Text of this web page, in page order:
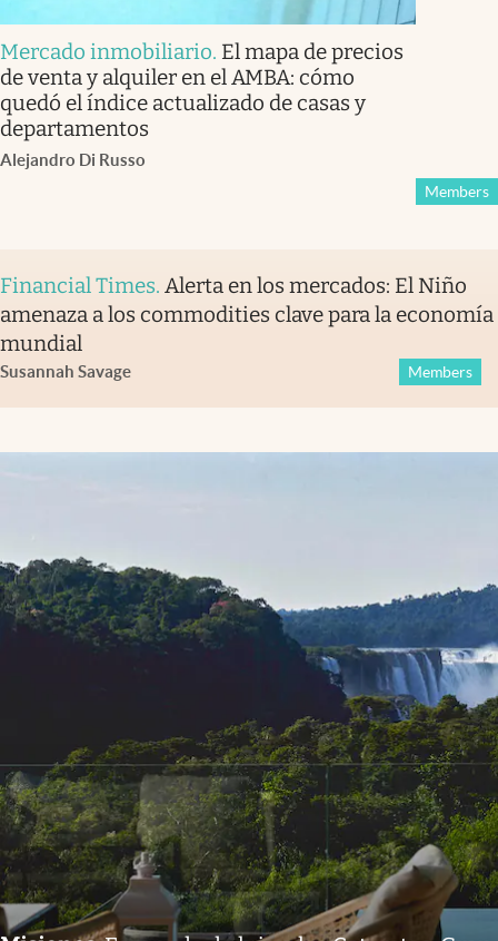
Mercado inmobiliario. El mapa de precios
de venta y alquiler en el AMBA: cómo
quedó el índice actualizado de casas y
departamentos
Alejandro Di Russo
Members
Financial Times. Alerta en los mercados: El Niño
amenaza a los commodities clave para la economía
mundial
Susannah Savage Members